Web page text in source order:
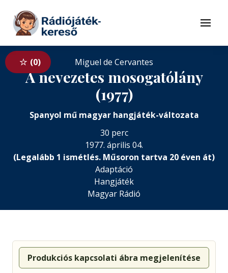
Tovább a tartalomhoz
Menü
0 Miguel de Cervantes
A nevezetes mosogatólány
(1977)
Spanyol mű magyar hangjáték-változata
30 perc
1977. április 04.
(Legalább 1 ismétlés. Műsoron tartva 20 éven át)
Adaptáció
Hangjáték
Magyar Rádió
Produkciós kapcsolati ábra megjelenítése